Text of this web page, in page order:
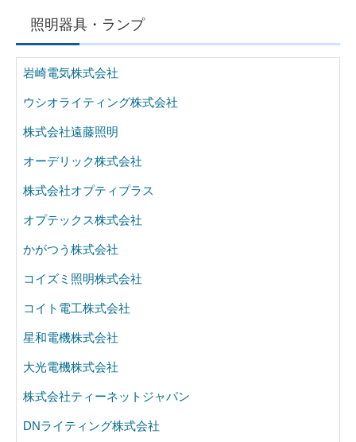
照明器具・ランプ
岩崎電気株式会社
ウシオライティング株式会社
株式会社遠藤照明
オーデリック株式会社
株式会社オプティプラス
オプテックス株式会社
かがつう株式会社
コイズミ照明株式会社
コイト電工株式会社
星和電機株式会社
大光電機株式会社
株式会社ティーネットジャパン
DNライティング株式会社